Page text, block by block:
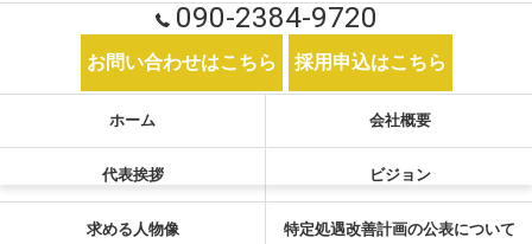
090-2384-9720
お問い合わせはこちら 採用申込はこちら
ホーム 会社概要
代表挨拶 ビジョン
求める人物像 特定処遇改善計画の公表について